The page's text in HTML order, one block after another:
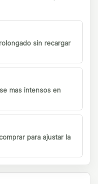
sin recargar
mas intensos en
para ajustar la